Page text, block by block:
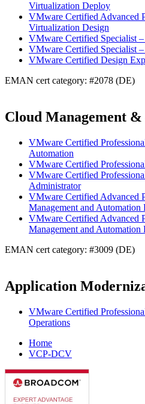
Virtualization Deploy
VMware Certified Advanced
Virtualization Design
VMware Certified Specialist
VMware Certified Specialist
VMware Certified Design
EMAN cert category: #2078 (DE)
Cloud Management
VMware Certified
Automation
VMware Certified
VMware Certified
Administrator
VMware Certified Advanced
Management and Automation
VMware Certified Advanced
Management and Automation
EMAN cert category: #3009 (DE)
Application
VMware Certified
Operations
Home
VCP-DCV